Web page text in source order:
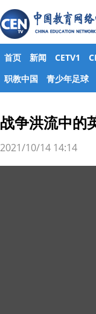
首页 新闻 CETV1
职教中国
青少年足球
战争洪流中的
2021/10/14 14:14